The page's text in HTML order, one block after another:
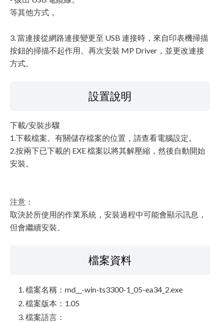
等其他方式，
3. 當連接從網路連接變更至 USB 連接時，來自印表機掃描
按鈕的掃描不起作用。再次安裝 MP Driver，並更改連接
方式。
設置說明
下載/安裝步驟
1.下載檔案。有關儲存檔案的位置，請查看電腦設定。
2.按兩下已下載的 EXE 檔案以將其解壓縮，然後自動開始
安裝。
注意：
取決於所使用的作業系統，安裝過程中可能會顯示訊息，
但會繼續安裝。
檔案資料
檔案名稱：md__-win-ts3300-1_05-ea34_2.exe
檔案版本：1.05
檔案語言：